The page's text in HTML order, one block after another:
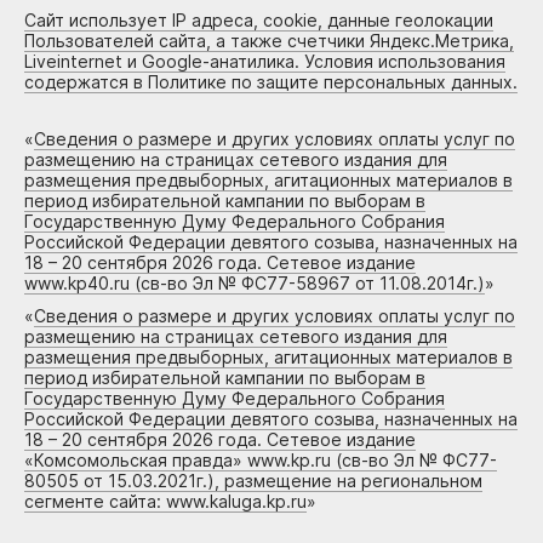
Сайт использует IP адреса, cookie, данные геолокации
Пользователей сайта, а также счетчики Яндекс.Метрика,
Liveinternet и Google-анатилика. Условия использования
содержатся в Политике по защите персональных данных.
«Сведения о размере и других условиях оплаты услуг по
размещению на страницах сетевого издания для
размещения предвыборных, агитационных материалов в
период избирательной кампании по выборам в
Государственную Думу Федерального Собрания
Российской Федерации девятого созыва, назначенных на
18 – 20 сентября 2026 года. Сетевое издание
www.kp40.ru (св-во Эл № ФС77-58967 от 11.08.2014г.)»
«Сведения о размере и других условиях оплаты услуг по
размещению на страницах сетевого издания для
размещения предвыборных, агитационных материалов в
период избирательной кампании по выборам в
Государственную Думу Федерального Собрания
Российской Федерации девятого созыва, назначенных на
18 – 20 сентября 2026 года. Сетевое издание
«Комсомольская правда» www.kp.ru (св-во Эл № ФС77-
80505 от 15.03.2021г.), размещение на региональном
сегменте сайта: www.kaluga.kp.ru»